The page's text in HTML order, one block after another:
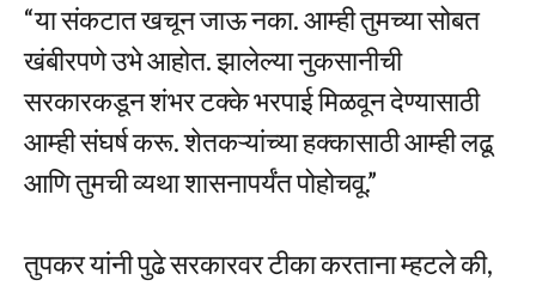
“या संकटात खचून जाऊ नका. आम्ही तुमच्या सोबत
खंबीरपणे उभे आहोत. झालेल्या नुकसानीची
सरकारकडून शंभर टक्के भरपाई मिळवून देण्यासाठी
आम्ही संघर्ष करू. शेतकऱ्यांच्या हक्कासाठी आम्ही लढू
आणि तुमची व्यथा शासनापर्यंत पोहोचवू.”
तुपकर यांनी पुढे सरकारवर टीका करताना म्हटले की,